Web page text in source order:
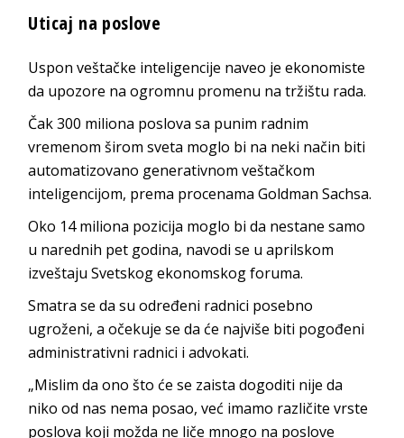
Uticaj na poslove
Uspon veštačke inteligencije naveo je ekonomiste
da upozore na ogromnu promenu na tržištu rada.
Čak 300 miliona poslova sa punim radnim
vremenom širom sveta moglo bi na neki način biti
automatizovano generativnom veštačkom
inteligencijom, prema procenama Goldman Sachsa.
Oko 14 miliona pozicija moglo bi da nestane samo
u narednih pet godina, navodi se u aprilskom
izveštaju Svetskog ekonomskog foruma.
Smatra se da su određeni radnici posebno
ugroženi, a očekuje se da će najviše biti pogođeni
administrativni radnici i advokati.
„Mislim da ono što će se zaista dogoditi nije da
niko od nas nema posao, već imamo različite vrste
poslova koji možda ne liče mnogo na poslove